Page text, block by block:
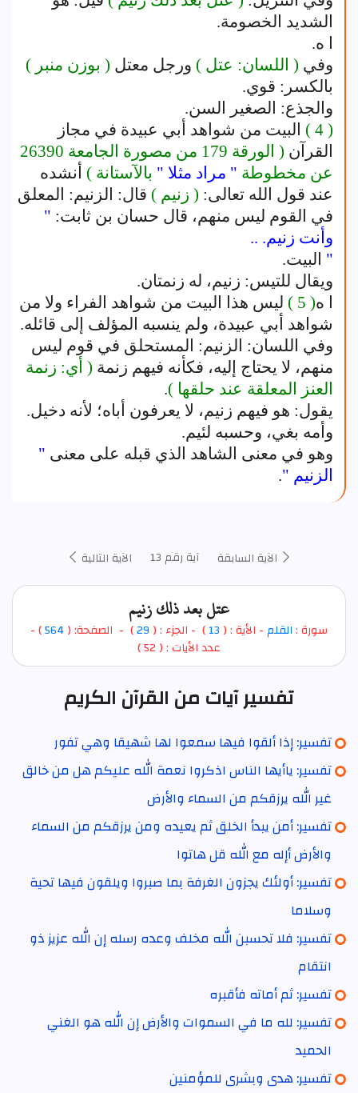
الشديد الخصومة.
ا ه.
وفي ( اللسان: عتل ) ورجل معتل ( بوزن منبر )
بالكسر: قوي.
والجذع: الصغير السن.
( 4 )
البيت من شواهد أبي عبيدة في مجاز
القرآن
( الورقة 179 من مصورة الجامعة 26390
عن مخطوطة " مراد مثلا " بالآستانة ) أنشده
عند قول الله تعالى: ( زنيم ) قال: الزنيم: المعلق
في القوم ليس منهم، قال حسان بن ثابت: "
وأنت زنيم. ..
" البيت.
ويقال للتيس: زنيم، له زنمتان.
ا ه( 5 )
ليس هذا البيت من شواهد الفراء ولا من
شواهد أبي عبيدة، ولم ينسبه المؤلف إلى قائله.
وفي اللسان: الزنيم: المستحلق في قوم ليس
منهم، لا يحتاج إليه، فكأنه فيهم زنمة ( أي: زنمة
العنز المعلقة عند حلقها ).
يقول: هو فيهم زنيم، لا يعرفون أباه؛ لأنه دخيل.
وأمه بغي، وحسبه لئيم.
وهو في معنى الشاهد الذي قبله على معنى "
الزنيم ".
الآية السابقة آية رقم 13 الآية التالية
عتل بعد ذلك زنيم
سورة :القلم- الأية : (13
) - الجزء : (29) - الصفحة: ( 564
) -
عدد الأيات : ( 52 )
تفسير آيات من القرآن الكريم
تفسير: إذا ألقوا فيها سمعوا لها شهيقا وهي تفور
تفسير: ياأيها الناس اذكروا نعمة الله عليكم هل من خالق
غير الله يرزقكم من السماء والأرض
تفسير: أمن يبدأ الخلق ثم يعيده ومن يرزقكم من السماء
والأرض أإله مع الله قل هاتوا
تفسير: أولئك يجزون الغرفة بما صبروا ويلقون فيها تحية
وسلاما
تفسير: فلا تحسبن الله مخلف وعده رسله إن الله عزيز ذو
انتقام
تفسير: ثم أماته فأقبره
تفسير: لله ما في السموات والأرض إن الله هو الغني
الحميد
تفسير: هدى وبشرى للمؤمنين